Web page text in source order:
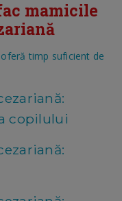
mamicile
timp suficient de
copilului